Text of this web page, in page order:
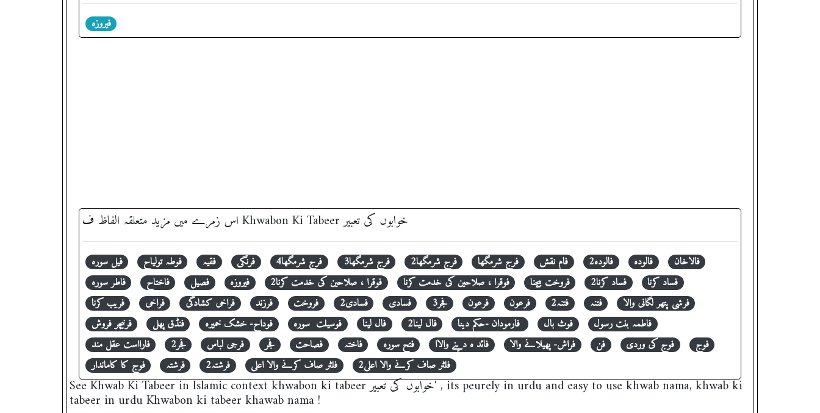
فیروزہ
اس زمرے میں مزید متعلقہ الفاظ ف ‎ Khwabon Ki Tabeer خوابوں کی تعبیر
فیل سورہ فوطہ تولیاح فقیہ فرنگی فرج شرمگھا4 فرج شرمگھا3 فرج شرمگھا2 فرج شرمگھا فام نقش فالودہ2 فالودہ
فالاخان
فاطر سورہ
فاختاح فصیل فیروزہ فوقرا ، صلاحین کی خدمت کرنا2 فوقرا ، صلاحین کی خدمت کرنا فروخت بیچنا فساد کرنا2
فساد کرنا
فریب کرنا
فراخی فراخی کشادگی فرزند فروخت فسادی2 فسادی فجر3 فرعون فرعون فتنہ2 فتنہ
فرشی پتھر لگانی والا
فرنیچر فروش
فنڈق پھل فوداح- خشک خمیرہ فوسیلت سورہ فال لینا فال لینا2 فارمودان -حکم دینا فوٹ بال
فاطمہ بنت رسول
فارااست عقل مند
فجر2 فرجی لباس فجر فصاحت فاختہ فتح سورہ فائد ہ دینے والاا فراش- پھیلانے والا فن فوج کی وردی
فوج
فوج کا کاماندار
فرشتہ فرشتہ2 فلٹر صاف کرنے والا اعلی فلٹر صاف کرنے والا اعلی2
See Khwab Ki Tabeer in Islamic context khwabon ki tabeer خوابوں کی تعبیر' , its peurely in urdu and easy to use khwab nama, khwab ki
tabeer in urdu Khwabon ki tabeer khawab nama !